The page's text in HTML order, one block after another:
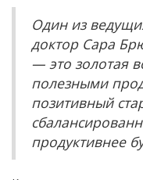
Один из
доктор Сара
— это золотая
полезными
позитивный
продуктивнее